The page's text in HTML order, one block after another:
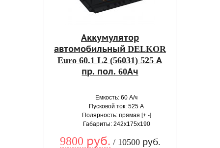
Аккумулятор
автомобильный DELKOR
Euro 60.1 L2 (56031) 525 А
пр. пол. 60Ач
Емкость: 60 А/ч
Пусковой ток: 525 А
Полярность: прямая [+ -]
Габариты: 242x175x190
9800 руб. / 10500 руб.